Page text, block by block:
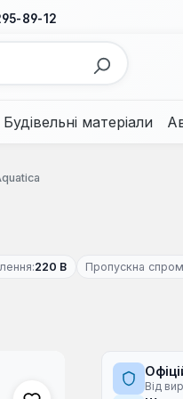
89-12
Будівельні матеріали
220 В Пропускна
Від